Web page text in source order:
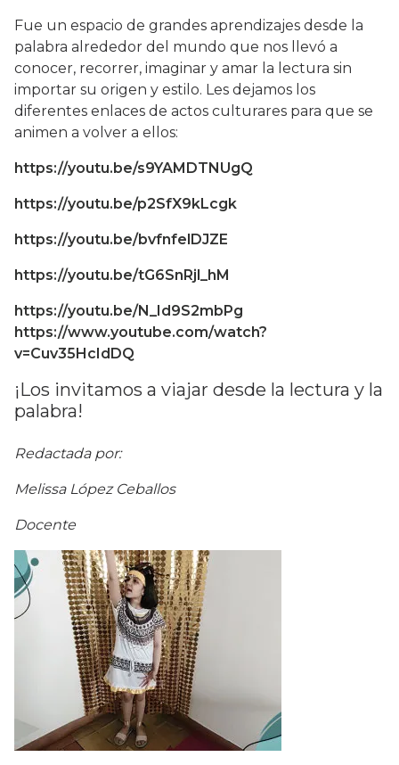
Fue un espacio de grandes aprendizajes desde la
palabra alrededor del mundo que nos llevó a
conocer, recorrer, imaginar y amar la lectura sin
importar su origen y estilo. Les dejamos los
diferentes enlaces de actos culturares para que se
animen a volver a ellos:
https://youtu.be/s9YAMDTNUgQ
https://youtu.be/p2SfX9kLcgk
https://youtu.be/bvfnfelDJZE
https://youtu.be/tG6SnRjl_hM
https://youtu.be/N_Id9S2mbPg
https://www.youtube.com/watch?
v=Cuv35HcIdDQ
¡Los invitamos a viajar desde la lectura y la
palabra!
Redactada por:
Melissa López Ceballos
Docente